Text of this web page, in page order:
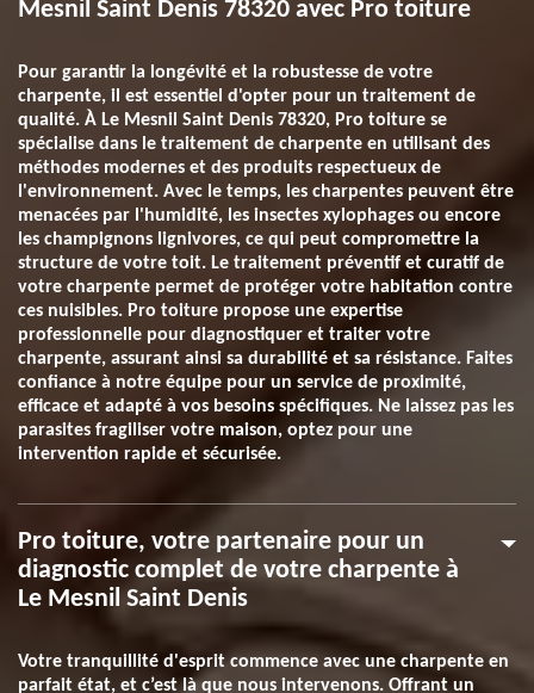
Mesnil Saint Denis 78320 avec Pro toiture
Pour garantir la longévité et la robustesse de votre
charpente, il est essentiel d'opter pour un traitement de
qualité. À Le Mesnil Saint Denis 78320, Pro toiture se
spécialise dans le traitement de charpente en utilisant des
méthodes modernes et des produits respectueux de
l'environnement. Avec le temps, les charpentes peuvent être
menacées par l'humidité, les insectes xylophages ou encore
les champignons lignivores, ce qui peut compromettre la
structure de votre toit. Le traitement préventif et curatif de
votre charpente permet de protéger votre habitation contre
ces nuisibles. Pro toiture propose une expertise
professionnelle pour diagnostiquer et traiter votre
charpente, assurant ainsi sa durabilité et sa résistance. Faites
confiance à notre équipe pour un service de proximité,
efficace et adapté à vos besoins spécifiques. Ne laissez pas les
parasites fragiliser votre maison, optez pour une
intervention rapide et sécurisée.
Pro toiture, votre partenaire pour un
diagnostic complet de votre charpente à
Le Mesnil Saint Denis
Votre tranquillité d'esprit commence avec une charpente en
parfait état, et c’est là que nous intervenons. Offrant un